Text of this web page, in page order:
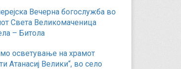
Вечерна богослужба во
Света Великомаченица
– Битола
осветување на храмот
Атанасиј Велики“, во село